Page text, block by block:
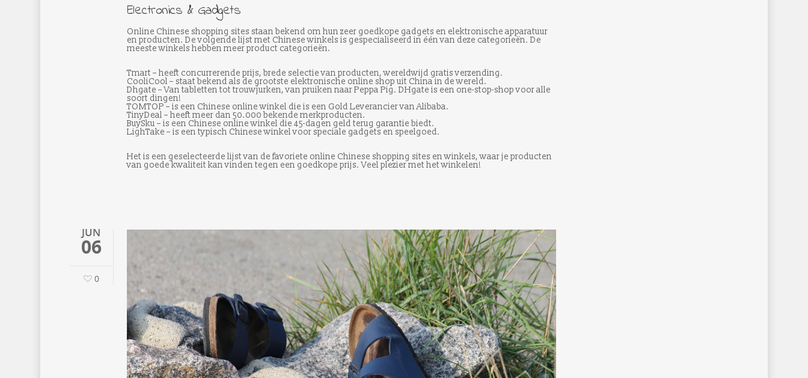
Electronics & Gadgets
Online Chinese shopping sites staan bekend om hun zeer goedkope gadgets en elektronische apparatuur
en producten. De volgende lijst met Chinese winkels is gespecialiseerd in één van deze categorieën. De
meeste winkels hebben meer product categorieën.
Tmart – heeft concurrerende prijs, brede selectie van producten, wereldwijd gratis verzending.
CooliCool – staat bekend als de grootste elektronische online shop uit China in de wereld.
Dhgate – Van tabletten tot trouwjurken, van pruiken naar Peppa Pig. DHgate is een one-stop-shop voor alle
soort dingen!
TOMTOP – is een Chinese online winkel die is een Gold Leverancier van Alibaba.
TinyDeal – heeft meer dan 50.000 bekende merkproducten.
BuySku – is een Chinese online winkel die 45-dagen geld terug garantie biedt.
LighTake – is een typisch Chinese winkel voor speciale gadgets en speelgoed.
Het is een geselecteerde lijst van de favoriete online Chinese shopping sites en winkels, waar je producten
van goede kwaliteit kan vinden tegen een goedkope prijs. Veel plezier met het winkelen!
JUN
06
0